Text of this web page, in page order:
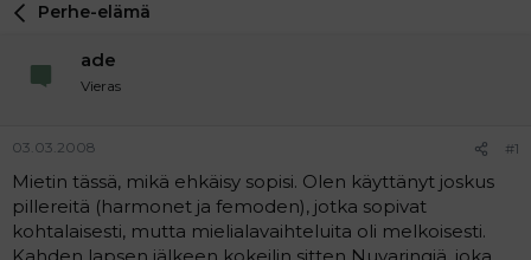
e
t
n
a
o
i
m
i
n
e
s
t
Perhe-elämä
ade
Vieras
03.03.2008 #1
Mietin tässä, mikä ehkäisy sopisi. Olen käyttänyt joskus
pillereitä (harmonet ja femoden), jotka sopivat
kohtalaisesti, mutta mielialavaihteluita oli melkoisesti.
Kahden lapsen jälkeen kokeilin sitten Nuvaringiä, joka